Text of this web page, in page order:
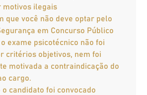
motivos ilegais
que você não deve optar pelo
em Concurso Público
o exame psicotécnico não foi
critérios objetivos, nem foi
motivada a contraindicação do
cargo.
o candidato foi convocado